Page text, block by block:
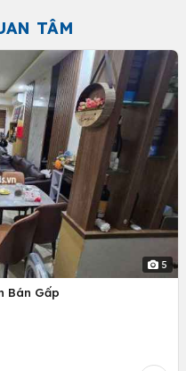
TÂM
5
Bán Gấp